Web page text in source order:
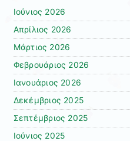
Ιούνιος 2026
Απρίλιος 2026
Μάρτιος 2026
Φεβρουάριος 2026
Ιανουάριος 2026
Δεκέμβριος 2025
Σεπτέμβριος 2025
Ιούνιος 2025